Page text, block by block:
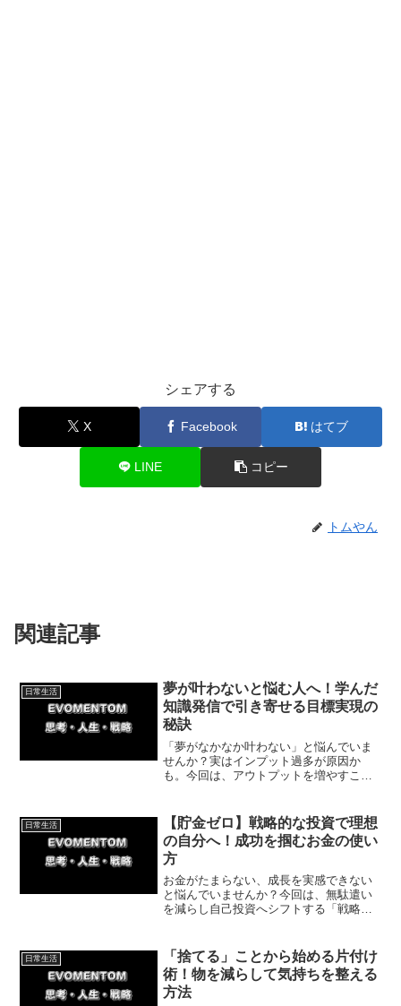
シェアする
X Facebook はてブ
LINE コピー
トムやん
関連記事
日常生活
夢が叶わないと悩む人へ！学んだ
知識発信で引き寄せる目標実現の
秘訣
「夢がなかなか叶わない」と悩んでいま
せんか？実はインプット過多が原因か
も。今回は、アウトプットを増やすこと
簡単な一歩を紹介します。まずは1つ実践
してみましょう！
日常生活
【貯金ゼロ】戦略的な投資で理想
の自分へ！成功を掴むお金の使い
方
お金がたまらない、成長を実感できない
と悩んでいませんか？今回は、無駄遣い
を減らし自己投資へシフトする「戦略的
え、成功へ導く具体策と今日からできる
一歩を紹介します。
日常生活
「捨てる」ことから始める片付け
術！物を減らして気持ちを整える
方法